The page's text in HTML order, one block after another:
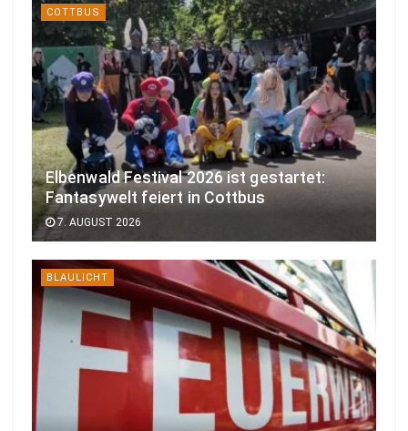
COTTBUS
Elbenwald Festival 2026 ist gestartet:
Fantasywelt feiert in Cottbus
7. AUGUST 2026
BLAULICHT